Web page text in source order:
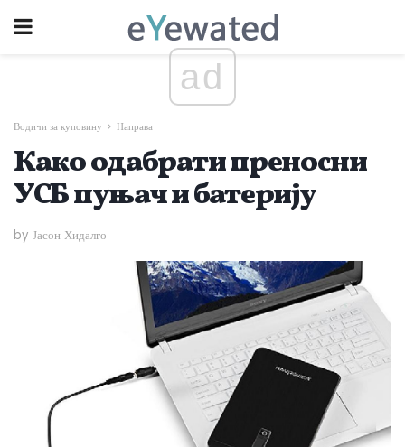
ad
Водичи за куповину Направа
Како одабрати преносни
УСБ пуњач и батерију
by Јасон Хидалго